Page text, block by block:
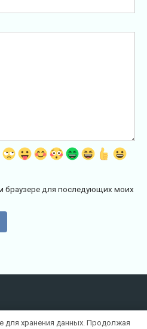
браузере для последующих моих
для хранения данных. Продолжая